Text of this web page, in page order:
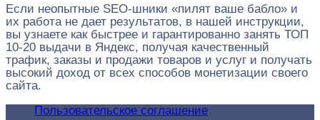
Если неопытные SEO-шники «пилят ваше бабло» и
их работа не дает результатов, в нашей инструкции,
вы узнаете как быстрее и гарантированно занять ТОП
10-20 выдачи в Яндекс, получая качественный
трафик, заказы и продажи товаров и услуг и получать
высокий доход от всех способов монетизации своего
сайта.
Пользовательское соглашение